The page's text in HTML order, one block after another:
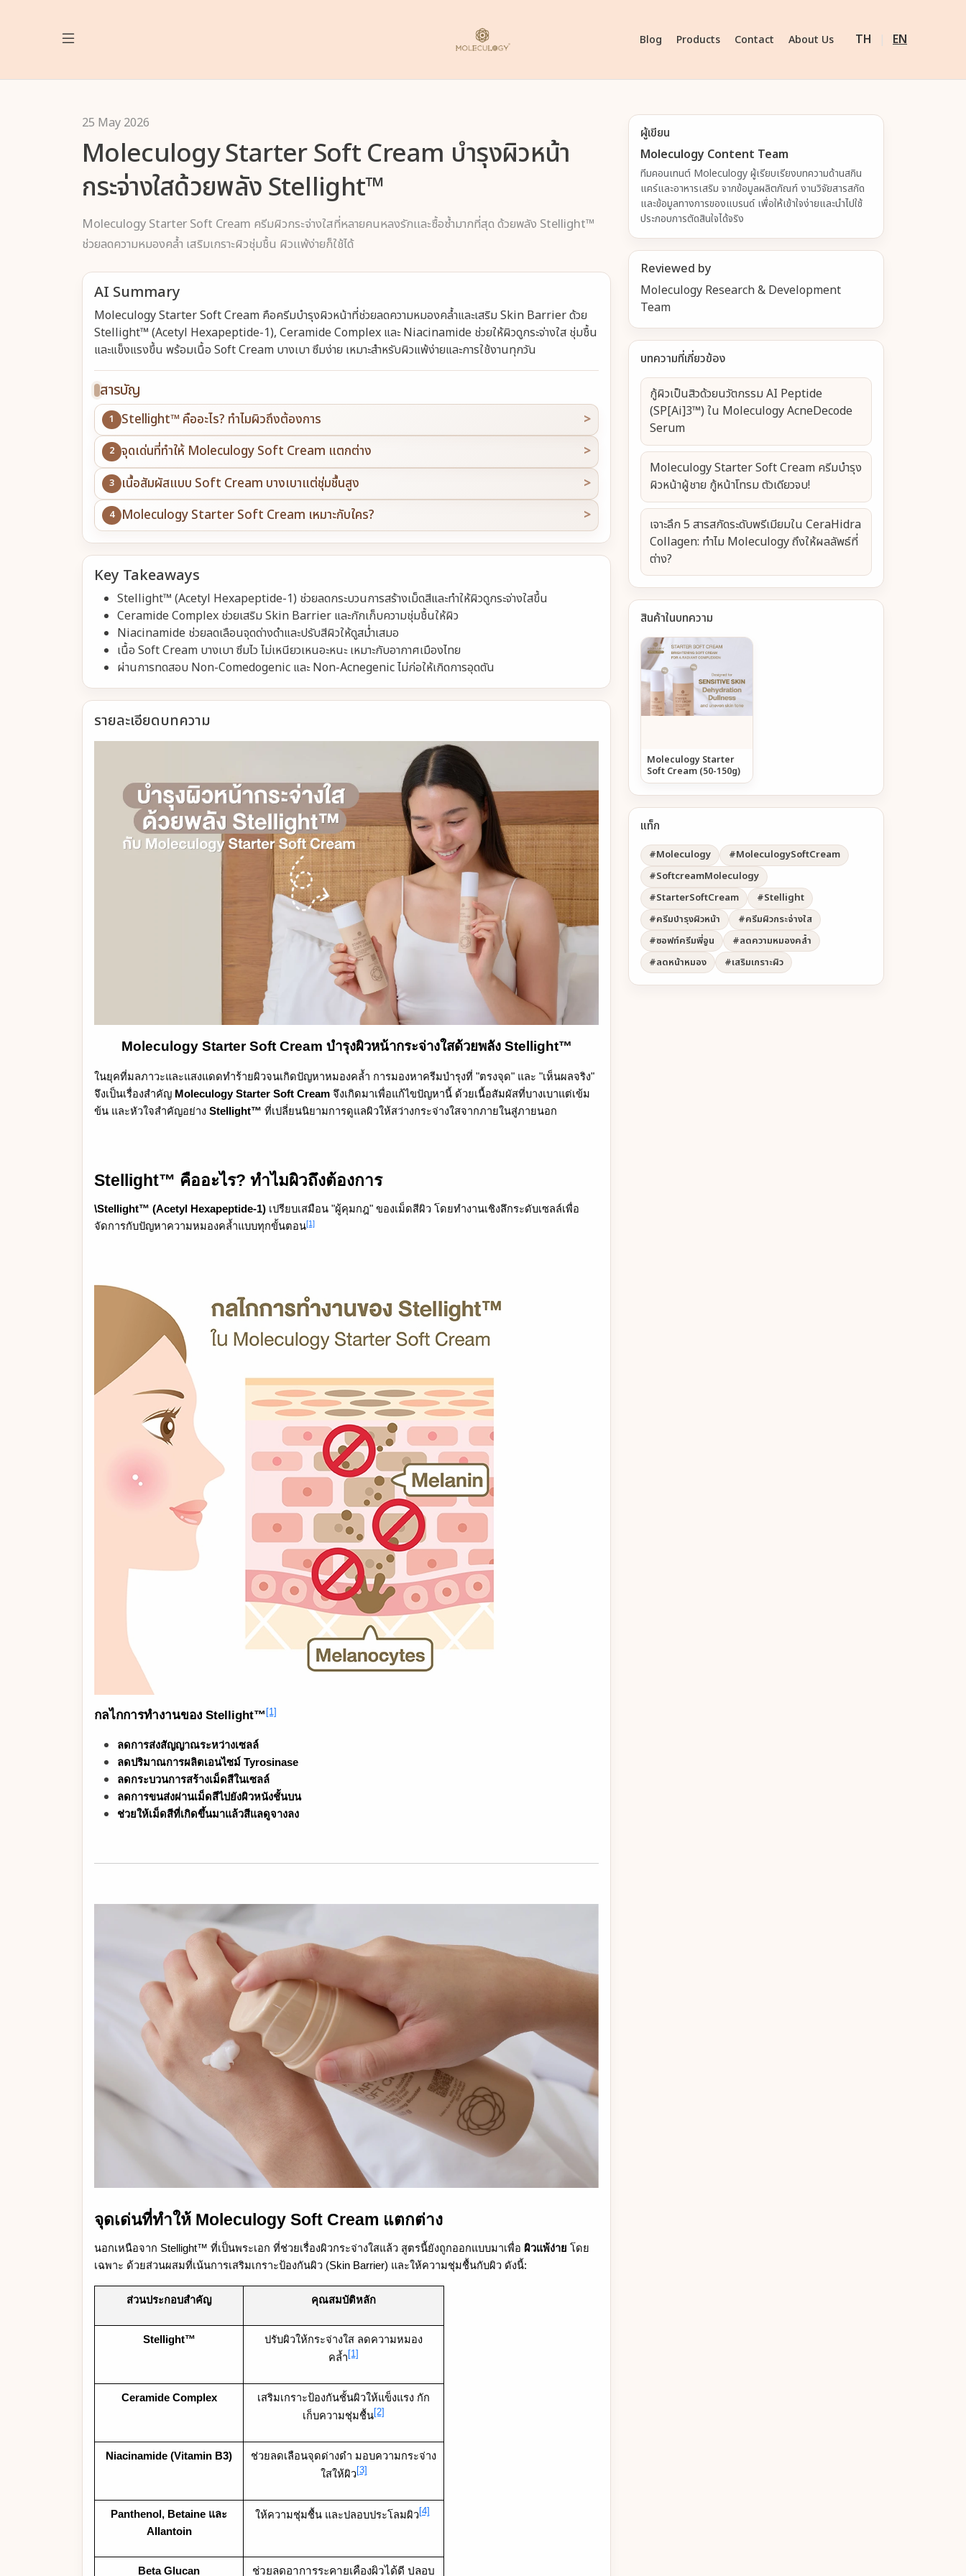
Blog Products Contact About Us TH | EN
25 May 2026
Moleculogy Starter Soft Cream บำรุงผิวหน้า
กระจ่างใสด้วยพลัง Stellight™
Moleculogy Starter Soft Cream ครีมผิวกระจ่างใสที่หลายคนหลงรักและซื้อซ้ำมากที่สุด ด้วยพลัง Stellight™
ช่วยลดความหมองคล้ำ เสริมเกราะผิวชุ่มชื้น ผิวแพ้ง่ายก็ใช้ได้
AI Summary
Moleculogy Starter Soft Cream คือครีมบำรุงผิวหน้าที่ช่วยลดความหมองคล้ำและเสริม Skin Barrier ด้วย
Stellight™ (Acetyl Hexapeptide-1), Ceramide Complex และ Niacinamide ช่วยให้ผิวดูกระจ่างใส ชุ่มชื้น
และแข็งแรงขึ้น พร้อมเนื้อ Soft Cream บางเบา ซึมง่าย เหมาะสำหรับผิวแพ้ง่ายและการใช้งานทุกวัน
สารบัญ
Stellight™ คืออะไร? ทำไมผิวถึงต้องการ
จุดเด่นที่ทำให้ Moleculogy Soft Cream แตกต่าง
เนื้อสัมผัสแบบ Soft Cream บางเบาแต่ชุ่มชื้นสูง
Moleculogy Starter Soft Cream เหมาะกับใคร?
Key Takeaways
Stellight™ (Acetyl Hexapeptide-1) ช่วยลดกระบวนการสร้างเม็ดสีและทำให้ผิวดูกระจ่างใสขึ้น
Ceramide Complex ช่วยเสริม Skin Barrier และกักเก็บความชุ่มชื้นให้ผิว
Niacinamide ช่วยลดเลือนจุดด่างดำและปรับสีผิวให้ดูสม่ำเสมอ
เนื้อ Soft Cream บางเบา ซึมไว ไม่เหนียวเหนอะหนะ เหมาะกับอากาศเมืองไทย
ผ่านการทดสอบ Non-Comedogenic และ Non-Acnegenic ไม่ก่อให้เกิดการอุดตัน
รายละเอียดบทความ
Moleculogy Starter Soft Cream บำรุงผิวหน้ากระจ่างใสด้วยพลัง Stellight™
ในยุคที่มลภาวะและแสงแดดทำร้ายผิวจนเกิดปัญหาหมองคล้ำ การมองหาครีมบำรุงที่ "ตรงจุด" และ "เห็นผลจริง"
จึงเป็นเรื่องสำคัญ Moleculogy Starter Soft Cream จึงเกิดมาเพื่อแก้ไขปัญหานี้ ด้วยเนื้อสัมผัสที่บางเบาแต่เข้ม
ข้น และหัวใจสำคัญอย่าง Stellight™ ที่เปลี่ยนนิยามการดูแลผิวให้สว่างกระจ่างใสจากภายในสู่ภายนอก
Stellight™ คืออะไร? ทำไมผิวถึงต้องการ
\Stellight™ (Acetyl Hexapeptide-1) เปรียบเสมือน "ผู้คุมกฎ" ของเม็ดสีผิว โดยทำงานเชิงลึกระดับเซลล์เพื่อ
จัดการกับปัญหาความหมองคล้ำแบบทุกขั้นตอน[1]
กลไกการทำงานของ Stellight™ [1]
ลดการส่งสัญญาณระหว่างเซลล์
ลดปริมาณการผลิตเอนไซม์ Tyrosinase
ลดกระบวนการสร้างเม็ดสีในเซลล์
ลดการขนส่งผ่านเม็ดสีไปยังผิวหนังชั้นบน
ช่วยให้เม็ดสีที่เกิดขึ้นมาแล้วสีแลดูจางลง
จุดเด่นที่ทำให้ Moleculogy Soft Cream แตกต่าง
นอกเหนือจาก Stellight™ ที่เป็นพระเอก ที่ช่วยเรื่องผิวกระจ่างใสแล้ว สูตรนี้ยังถูกออกแบบมาเพื่อ ผิวแพ้ง่าย โดย
เฉพาะ ด้วยส่วนผสมที่เน้นการเสริมเกราะป้องกันผิว (Skin Barrier) และให้ความชุ่มชื้นกับผิว ดังนี้:
ส่วนประกอบสำคัญ คุณสมบัติหลัก
Stellight™
ปรับผิวให้กระจ่างใส ลดความหมอง
คล้ำ[1]
Ceramide Complex
เสริมเกราะป้องกันชั้นผิวให้แข็งแรง กัก
เก็บความชุ่มชื้น[2]
Niacinamide (Vitamin B3)
ช่วยลดเลือนจุดด่างดำ มอบความกระจ่าง
ใสให้ผิว[3]
Panthenol, Betaine และ
Allantoin
ให้ความชุ่มชื้น และปลอบประโลมผิว[4]
Beta Glucan ช่วยลดอาการระคายเคืองผิวได้ดี ปลอบ
ผู้เขียน
Moleculogy Content Team
ทีมคอนเทนต์ Moleculogy ผู้เรียบเรียงบทความด้านสกิน
แคร์และอาหารเสริม จากข้อมูลผลิตภัณฑ์ งานวิจัยสารสกัด
และข้อมูลทางการของแบรนด์ เพื่อให้เข้าใจง่ายและนำไปใช้
ประกอบการตัดสินใจได้จริง
Reviewed by
Moleculogy Research & Development
Team
บทความที่เกี่ยวข้อง
กู้ผิวเป็นสิวด้วยนวัตกรรม AI Peptide
(SP[Ai]3™) ใน Moleculogy AcneDecode
Serum
Moleculogy Starter Soft Cream ครีมบำรุง
ผิวหน้าผู้ชาย กู้หน้าโทรม ตัวเดียวจบ!
เจาะลึก 5 สารสกัดระดับพรีเมียมใน CeraHidra
Collagen: ทำไม Moleculogy ถึงให้ผลลัพธ์ที่
ต่าง?
สินค้าในบทความ
Moleculogy Starter
Soft Cream (50-150g)
แท็ก
#Moleculogy
#MoleculogySoftCream
#SoftcreamMoleculogy
#StarterSoftCream
#Stellight
#ครีมบำรุงผิวหน้า
#ครีมผิวกระจ่างใส
#ซอฟท์ครีมพี่อูน
#ลดความหมองคล้ำ
#ลดหน้าหมอง
#เสริมเกราะผิว